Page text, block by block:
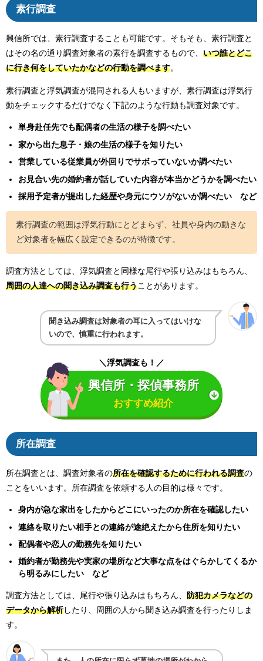
素行調査
興信所では、素行調査することも可能です。そもそも、素行調査と
はその名の通り調査対象者の素行を調査するもので、 いつ誰とどこ
に行き何をしていたかなどの行動を調べます。
素行調査と浮気調査が混同される人もいますが、素行調査は浮気行
動をチェックするだけでなく下記のような行動も調査対象です。
単身赴任先でも配偶者の生活の様子を調べたい
家から出た息子・娘の生活の様子を知りたい
営業している従業員が外回りでサボっていないか調べたい
お見合い先の婚約者が話していた内容が本当かどうかを調べたい
採用予定者が提出した経歴や身元にウソがないか調べたい など
素行調査の範囲は浮気行動にとどまらず、社員や身内の動きな
ど対象者を幅広く設定できるのが特徴です。
調査方法としては、浮気調査と同様な尾行や張り込みはもちろん、
周囲の人達への聞き込み調査も行う ことがあります。
聞き込み調査は対象者の耳に入ってはいけな
いので、慎重に行われます。
＼浮気調査も！／
興信所・探偵事務所
おすすめ紹介
所在調査
所在調査とは、調査対象者の所在を確認するために行われる調査の
ことをいいます。所在調査を依頼する人の目的は様々です。
身内が急な家出をしたからどこにいったのか所在を確認したい
連絡を取りたい相手との連絡が途絶えたから住所を知りたい
配偶者や恋人の勤務先を知りたい
婚約者が勤務先や実家の場所など大事な点をはぐらかしてくるか
ら明るみにしたい など
調査方法としては、尾行や張り込みはもちろん、 防犯カメラなどの
データから解析したり、周囲の人から聞き込み調査を行ったりしま
す。